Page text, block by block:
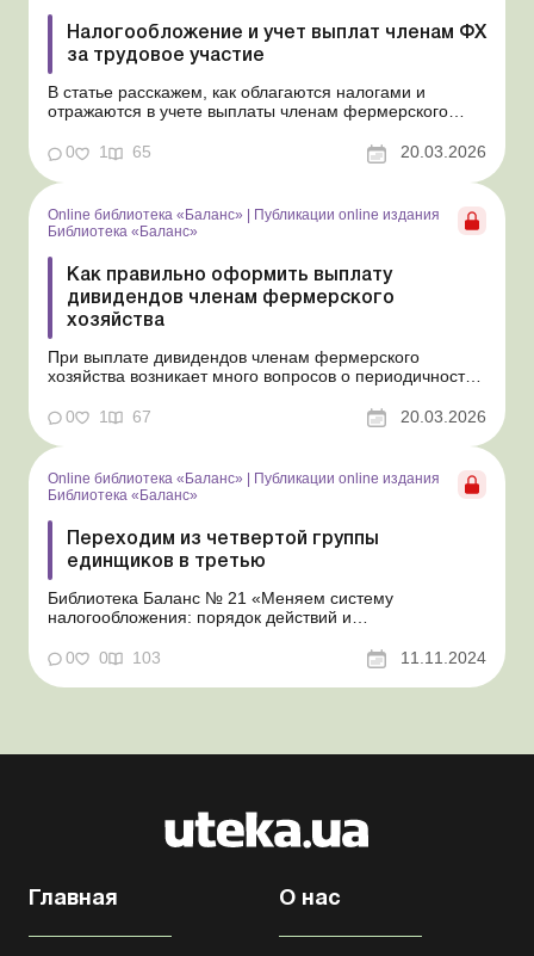
Налогообложение и учет выплат членам ФХ
за трудовое участие
В статье расскажем, как облагаются налогами и
отражаются в учете выплаты членам фермерского
являются зарплатой и не считаются дивидендами.
Библиотека Баланс № 5 «Дивиденды: инструкция по
оформлению, учету и налогообложению» В отличие
от...
0 1 65 20.03.2026
Online библиотека «Баланс» | Публикации online издания
Библиотека «Баланс»
Как правильно оформить выплату
дивидендов членам фермерского
хозяйства
При выплате дивидендов членам фермерского
хозяйства возникает много вопросов о периодичности
Ответы на основные из них дадим в этой статье.
Библиотека Баланс № 5 «Дивиденды: инструкция по
оформлению, учету и налогообложению» Порядок
выплаты ...
0 1 67 20.03.2026
Online библиотека «Баланс» | Публикации online издания
Библиотека «Баланс»
Переходим из четвертой группы
единщиков в третью
Библиотека Баланс № 21 «Меняем систему
налогообложения: порядок действий и
условиях перехода в третью группу плательщиков
единого налога (далее – ЕН) мы рассказали в
консультации «Как перейти с общей системы в третью
0 0 103 11.11.2024
Главная О нас